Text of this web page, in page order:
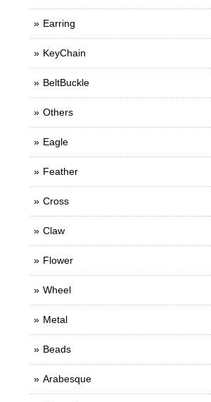
Earring
KeyChain
BeltBuckle
Others
Eagle
Feather
Cross
Claw
Flower
Wheel
Metal
Beads
Arabesque